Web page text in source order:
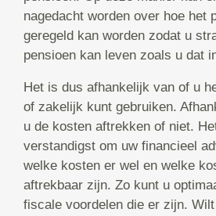
nagedacht worden over hoe het
geregeld kan worden zodat u
pensioen kan leven zoals u dat
Het is dus afhankelijk van of u
of zakelijk kunt gebruiken.
u de kosten aftrekken of niet.
verstandigst om uw financieel
welke kosten er wel en welke
aftrekbaar zijn. Zo kunt u
fiscale voordelen die er zijn.